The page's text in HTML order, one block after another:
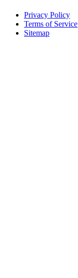
Privacy Policy
Terms of Service
Sitemap